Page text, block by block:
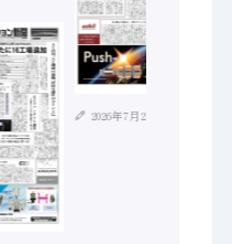
2026年7月21日